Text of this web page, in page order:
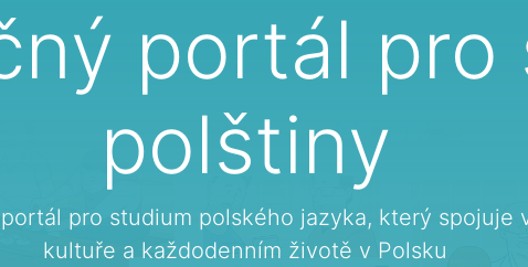
portál pro
polštiny
pro studium polského jazyka, který spojuje
kultuře a každodenním životě v Polsku